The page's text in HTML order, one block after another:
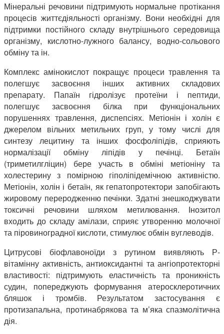
Мінеральні речовини підтримують нормальне протікання
процесів життєдіяльності організму. Вони необхідні для
підтримки постійного складу внутрішнього середовища
організму, кислотно-лужного балансу, водно-сольового
обміну та ін.
Комплекс амінокислот покращує процеси травлення та
полегшує засвоєння інших активних складових
препарату. Папаїн гідролізує протеїни і пептиди,
полегшує засвоєння білка при функціональних
порушеннях травлення, диспепсіях. Метіонін і холін є
джерелом вільних метильних груп, у тому числі для
синтезу лецитину та інших фосфоліпідів, сприяють
нормалізації обміну ліпідів у печінці. Бетаїн
(триметилгліцин) бере участь в обміні метіоніну та
холестерину з помірною гіполіпідемічною активністю.
Метіонін, холін і бетаїн, як гепатопротектори запобігають
жировому переродженню печінки. Здатні знешкоджувати
токсичні речовини шляхом метилювання. Інозитол
входить до складу амілази, сприяє утворенню молочної
та піровиноградної кислоти, стимулює обмін вуглеводів.
Цитрусові біофлавоноїди з рутином виявляють Р-
вітамінну активність, антиоксидантні та ангіопротекторні
властивості: підтримують еластичність та проникність
судин, попереджують формування атеросклеротичних
бляшок і тромбів. Результатом застосування є
протизапальна, протинабрякова та м’яка спазмолітична
дія.